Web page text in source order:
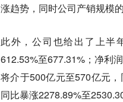
涨趋势，同时公司产销规模
此外，公司也给出了上半
612.53%至677.31%；净利
将介于500亿元至570亿元
同比暴涨2278.89%至